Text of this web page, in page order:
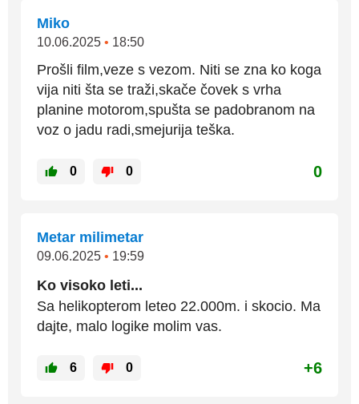
Miko
10.06.2025 • 18:50
Prošli film,veze s vezom. Niti se zna ko koga
vija niti šta se traži,skače čovek s vrha
planine motorom,spušta se padobranom na
voz o jadu radi,smejurija teška.
0 0 0
Metar milimetar
09.06.2025 • 19:59
Ko visoko leti...
Sa helikopterom leteo 22.000m. i skocio. Ma
dajte, malo logike molim vas.
6 0 +6